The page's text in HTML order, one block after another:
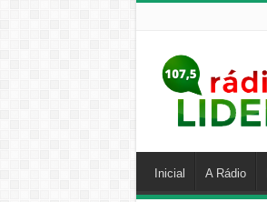
Inicial A Rádio